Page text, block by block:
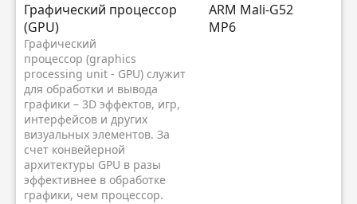
Графический процессор
(GPU)
Графический
процессор (graphics
processing unit - GPU) служит
для обработки и вывода
графики – 3D эффектов, игр,
интерфейсов и других
визуальных элементов. За
счет конвейерной
архитектуры GPU в разы
эффективнее в обработке
графики, чем процессор.
ARM Mali-G52
MP6